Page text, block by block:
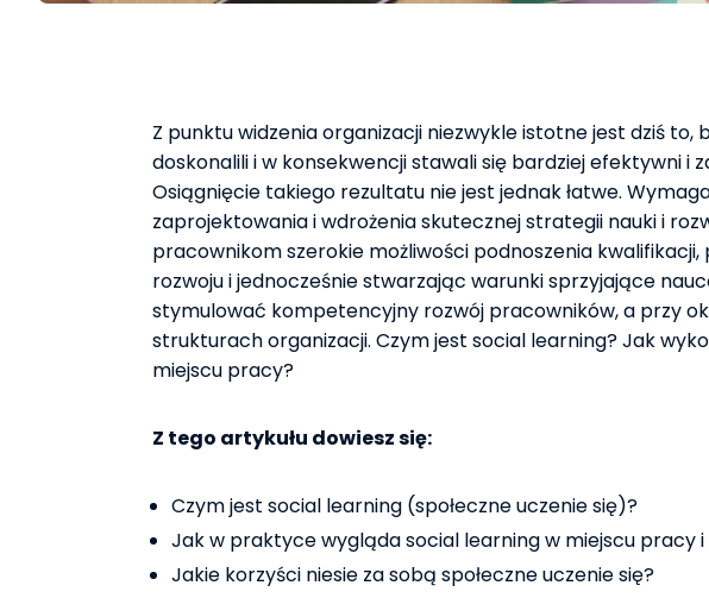
Z punktu widzenia organizacji niezwykle istotne jest dziś
doskonalili i w konsekwencji stawali się bardziej efektywni i
Osiągnięcie takiego rezultatu nie jest jednak łatwe.
zaprojektowania i wdrożenia skutecznej strategii nauki i
pracownikom szerokie możliwości podnoszenia
rozwoju i jednocześnie stwarzając warunki sprzyjające
stymulować kompetencyjny rozwój pracowników, a przy
strukturach organizacji. Czym jest social learning? Jak
miejscu pracy?
Z tego artykułu dowiesz się:
Czym jest social learning (społeczne uczenie się)?
Jak w praktyce wygląda social learning w miejscu pracy
Jakie korzyści niesie za sobą społeczne uczenie się?